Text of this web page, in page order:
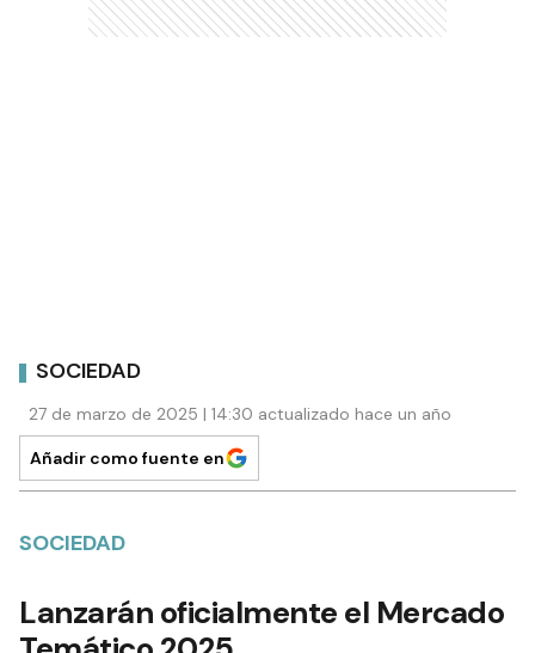
SOCIEDAD
27 de marzo de 2025 | 14:30 actualizado hace un año
Añadir como fuente en
SOCIEDAD
Lanzarán oficialmente el Mercado